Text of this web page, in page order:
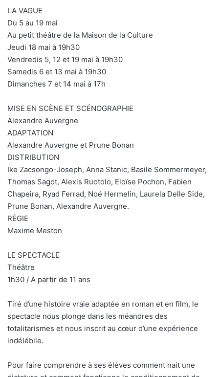
LA VAGUE
Du 5 au 19 mai
Au petit théâtre de la Maison de la Culture
Jeudi 18 mai à 19h30
Vendredis 5, 12 et 19 mai à 19h30
Samedis 6 et 13 mai à 19h30
Dimanches 7 et 14 mai à 17h
MISE EN SCÈNE ET SCÉNOGRAPHIE
Alexandre Auvergne
ADAPTATION
Alexandre Auvergne et Prune Bonan
DISTRIBUTION
Ike Zacsongo-Joseph, Anna Stanic, Basile Sommermeyer,
Thomas Sagot, Alexis Ruotolo, Eloïse Pochon, Fabien
Chapeira, Ryad Ferrad, Noé Hermelin, Laurela Delle Side,
Prune Bonan, Alexandre Auvergne.
RÉGIE
Maxime Meston
LE SPECTACLE
Théâtre
1h30 / A partir de 11 ans
Tiré d’une histoire vraie adaptée en roman et en film, le
spectacle nous plonge dans les méandres des
totalitarismes et nous inscrit au cœur d’une expérience
indélébile.
Pour faire comprendre à ses élèves comment nait une